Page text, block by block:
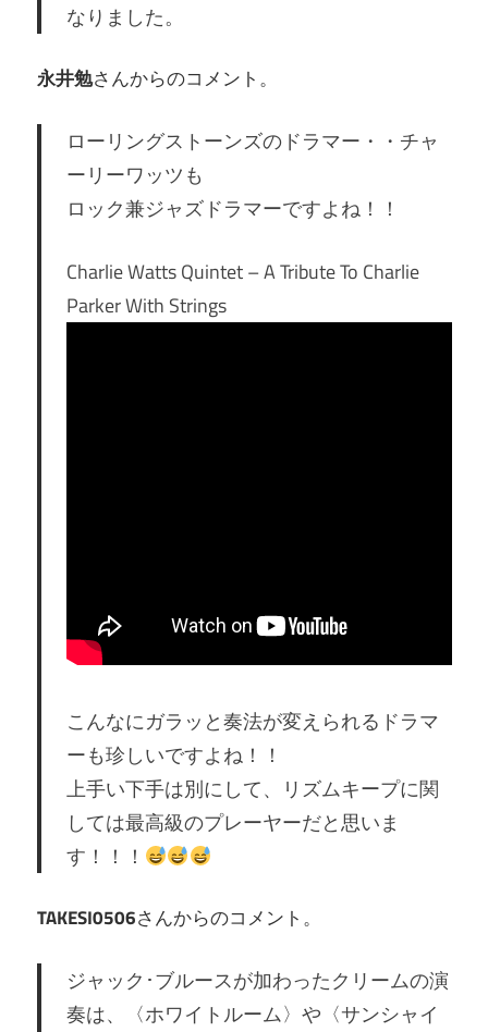
なりました。
永井勉さんからのコメント。
ローリングストーンズのドラマー・・チャ
ーリーワッツも
ロック兼ジャズドラマーですよね！！
Charlie Watts Quintet – A Tribute To Charlie
Parker With Strings
こんなにガラッと奏法が変えられるドラマ
ーも珍しいですよね！！
上手い下手は別にして、リズムキープに関
しては最高級のプレーヤーだと思いま
す！！！
TAKESI0506さんからのコメント。
ジャック･ブルースが加わったクリームの演
奏は、〈ホワイトルーム〉や〈サンシャイ